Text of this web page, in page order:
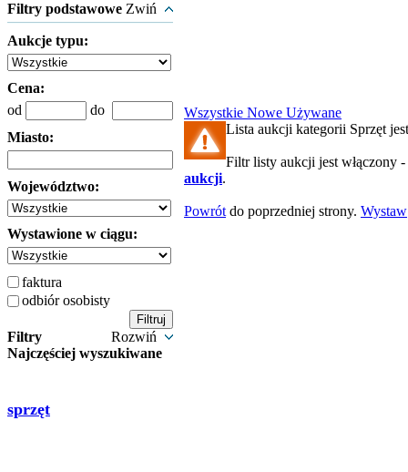
Filtry podstawowe Zwiń
Aukcje typu:
Cena:
od
do
Miasto:
Województwo:
Wystawione w ciągu:
faktura
odbiór osobisty
Filtry
Rozwiń
Najczęściej wyszukiwane
sprzęt
Wszystkie Nowe Używane
Lista aukcji kategorii Sprzęt
Filtr listy aukcji jest włączony -
aukcji.
Powrót do poprzedniej strony. Wystaw